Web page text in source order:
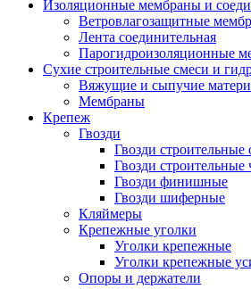
Изоляционные мембраны и
Ветровлагозащитные
Лента соединительная
Парогидроизоляционные
Сухие строительные смеси и
Вяжущие и сыпучие
Мембраны
Крепеж
Гвозди
Гвозди
Гвозди строительные
Гвозди финишные
Гвозди шиферные
Кляймеры
Крепежные уголки
Уголки крепежные
Уголки крепежные
Опоры и держатели